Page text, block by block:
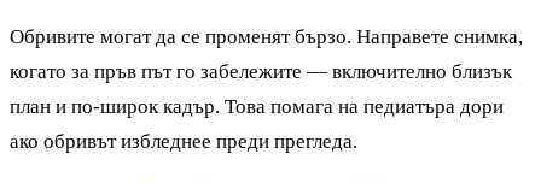
Обривите могат да се променят бързо. Направете снимка,
когато за пръв път го забележите — включително близък
план и по-широк кадър. Това помага на педиатъра дори
ако обривът избледнее преди прегледа.